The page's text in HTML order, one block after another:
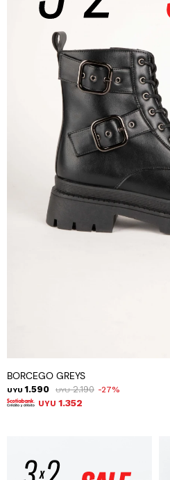
BORCEGO GREYS
UYU 1.590 UYU 2.190 27
UYU 1.352